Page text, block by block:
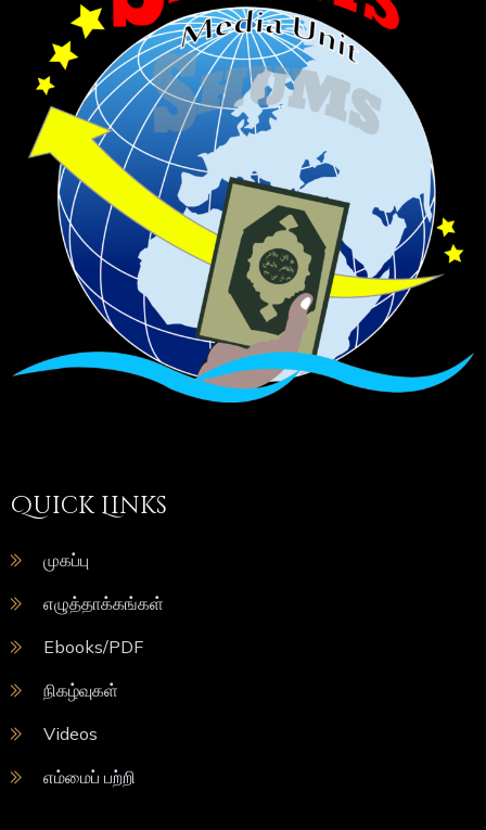
Quick Links
முகப்பு
எழுத்தாக்கங்கள்
Ebooks/PDF
நிகழ்வுகள்
Videos
எம்மைப் பற்றி